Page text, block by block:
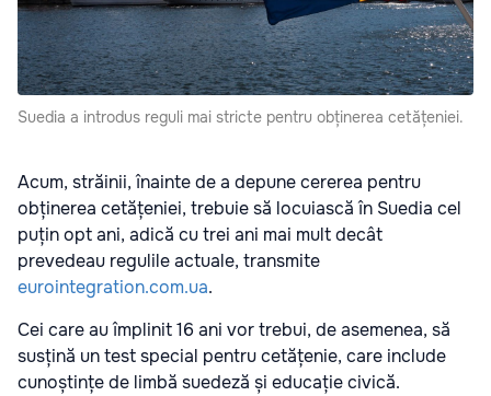
Suedia a introdus reguli mai stricte pentru obținerea cetățeniei.
Acum, străinii, înainte de a depune cererea pentru
obținerea cetățeniei, trebuie să locuiască în Suedia cel
puțin opt ani, adică cu trei ani mai mult decât
prevedeau regulile actuale, transmite
eurointegration.com.ua.
Cei care au împlinit 16 ani vor trebui, de asemenea, să
susțină un test special pentru cetățenie, care include
cunoștințe de limbă suedeză și educație civică.